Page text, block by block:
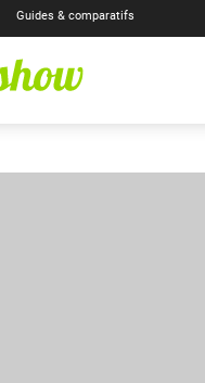
Guides & comparatifs